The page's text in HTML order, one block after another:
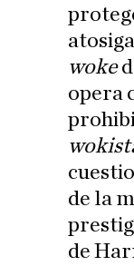
woke
opera
de la
de